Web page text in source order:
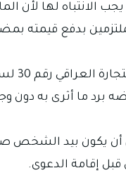
بدفع قيمته
برد ما أثرى به دون
أن يكون بيد
إقامة الدعوى.